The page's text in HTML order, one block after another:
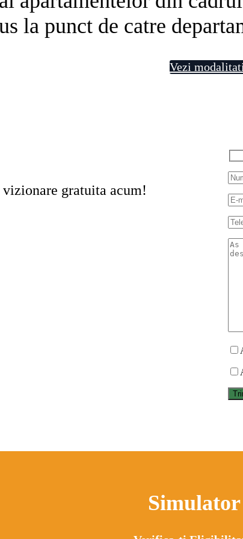
la punct de catre
Vezi
gratuita acum!